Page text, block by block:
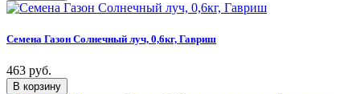
Семена Газон Солнечный луч, 0,6кг, Гавриш
463 руб.